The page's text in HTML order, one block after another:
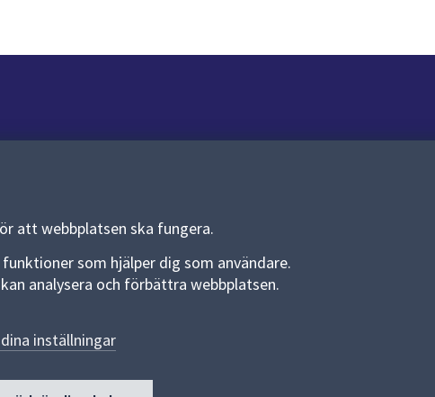
att webbplatsen ska fungera.
som hjälper dig som användare.
analysera och förbättra webbplatsen.
inställningar
Allmänna handlingar och diarium
Behandling av personuppgifter
Kakor
Språk (other languages)